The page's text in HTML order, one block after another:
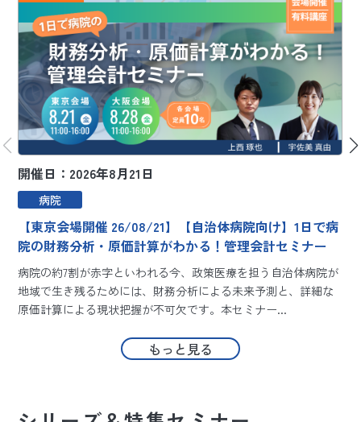
開催日：2026年8月21日
病院
【東京会場開催 26/08/21】【自治体病院向け】1日で病
院の財務分析・原価計算がわかる！管理会計セミナー
病院の約7割が赤字といわれる今、政策医療を担う自治体病院が
地域で生き残るためには、財務分析による未来予測と、詳細な
原価計算による現状把握が不可欠です。本セミナー...
もっと見る